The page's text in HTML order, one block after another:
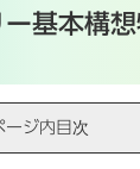
基本構
ージ内目次